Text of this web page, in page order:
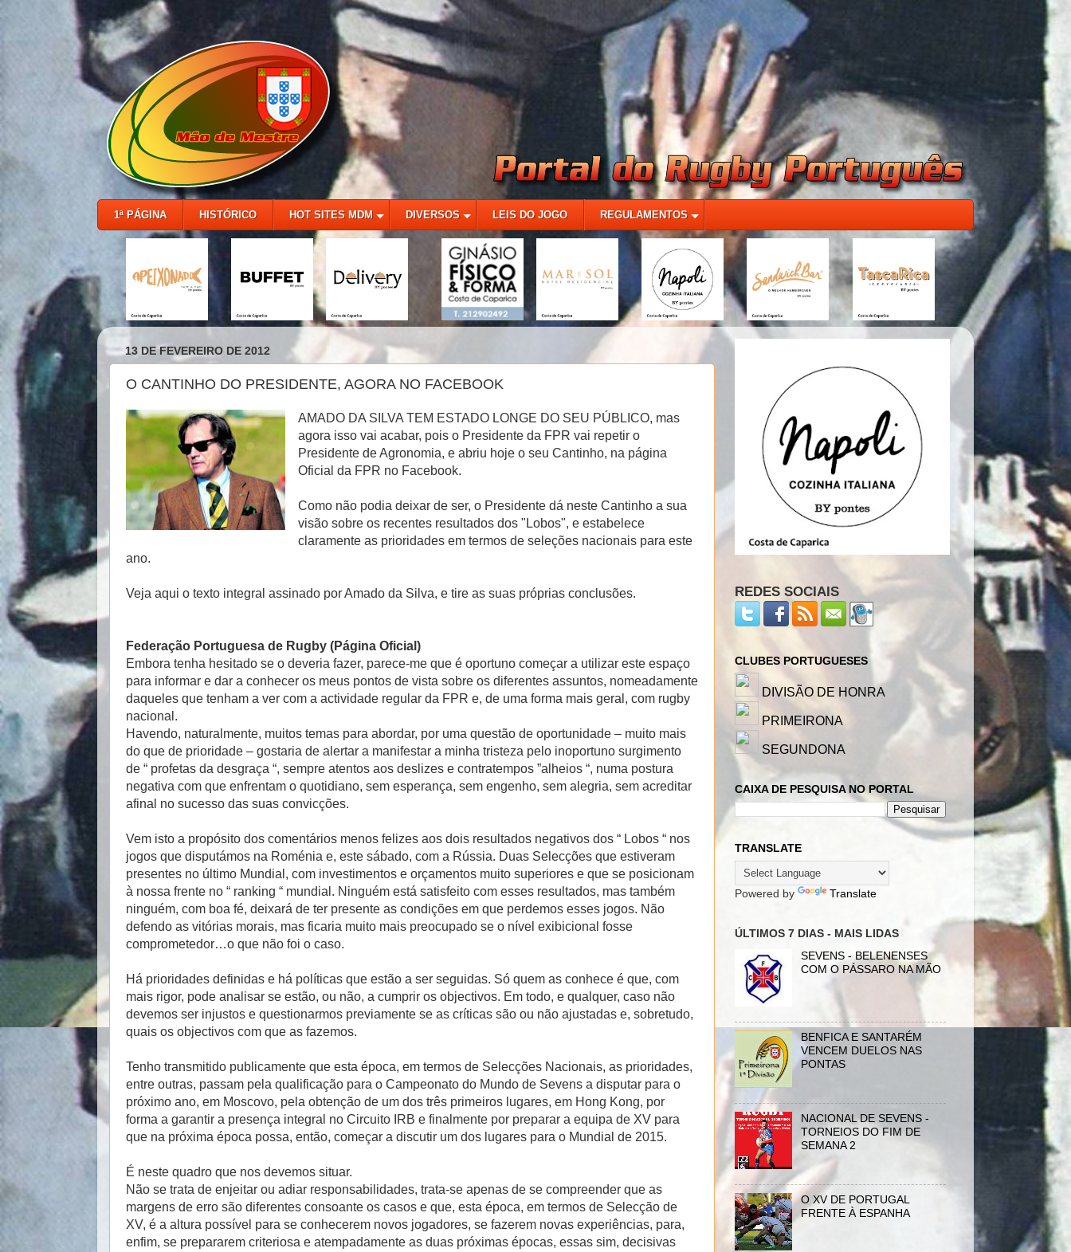
1ª PÁGINA HISTÓRICO HOT SITES MDM DIVERSOS LEIS DO JOGO REGULAMENTOS
13 DE FEVEREIRO DE 2012
O CANTINHO DO PRESIDENTE, AGORA NO FACEBOOK
AMADO DA SILVA TEM ESTADO LONGE DO SEU PÚBLICO, mas
agora isso vai acabar, pois o Presidente da FPR vai repetir o
Presidente de Agronomia, e abriu hoje o seu Cantinho, na página
Oficial da FPR no Facebook.
Como não podia deixar de ser, o Presidente dá neste Cantinho a sua
visão sobre os recentes resultados dos "Lobos", e estabelece
claramente as prioridades em termos de seleções nacionais para este
ano.
Veja aqui o texto integral assinado por Amado da Silva, e tire as suas próprias conclusões.
Federação Portuguesa de Rugby (Página Oficial)
Embora tenha hesitado se o deveria fazer, parece-me que é oportuno começar a utilizar este espaço
para informar e dar a conhecer os meus pontos de vista sobre os diferentes assuntos, nomeadamente
daqueles que tenham a ver com a actividade regular da FPR e, de uma forma mais geral, com rugby
nacional.
Havendo, naturalmente, muitos temas para abordar, por uma questão de oportunidade – muito mais
do que de prioridade – gostaria de alertar a manifestar a minha tristeza pelo inoportuno surgimento
de “ profetas da desgraça “, sempre atentos aos deslizes e contratempos ”alheios “, numa postura
negativa com que enfrentam o quotidiano, sem esperança, sem engenho, sem alegria, sem acreditar
afinal no sucesso das suas convicções.
Vem isto a propósito dos comentários menos felizes aos dois resultados negativos dos “ Lobos “ nos
jogos que disputámos na Roménia e, este sábado, com a Rússia. Duas Selecções que estiveram
presentes no último Mundial, com investimentos e orçamentos muito superiores e que se posicionam
à nossa frente no “ ranking “ mundial. Ninguém está satisfeito com esses resultados, mas também
ninguém, com boa fé, deixará de ter presente as condições em que perdemos esses jogos. Não
defendo as vitórias morais, mas ficaria muito mais preocupado se o nível exibicional fosse
comprometedor…o que não foi o caso.
Há prioridades definidas e há políticas que estão a ser seguidas. Só quem as conhece é que, com
mais rigor, pode analisar se estão, ou não, a cumprir os objectivos. Em todo, e qualquer, caso não
devemos ser injustos e questionarmos previamente se as críticas são ou não ajustadas e, sobretudo,
quais os objectivos com que as fazemos.
Tenho transmitido publicamente que esta época, em termos de Selecções Nacionais, as prioridades,
entre outras, passam pela qualificação para o Campeonato do Mundo de Sevens a disputar para o
próximo ano, em Moscovo, pela obtenção de um dos três primeiros lugares, em Hong Kong, por
forma a garantir a presença integral no Circuito IRB e finalmente por preparar a equipa de XV para
que na próxima época possa, então, começar a discutir um dos lugares para o Mundial de 2015.
É neste quadro que nos devemos situar.
Não se trata de enjeitar ou adiar responsabilidades, trata-se apenas de se compreender que as
margens de erro são diferentes consoante os casos e que, esta época, em termos de Selecção de
XV, é a altura possível para se conhecerem novos jogadores, se fazerem novas experiências, para,
enfim, se prepararem criteriosa e atempadamente as duas próximas épocas, essas sim, decisivas
REDES SOCIAIS
CLUBES PORTUGUESES
DIVISÃO DE HONRA
PRIMEIRONA
SEGUNDONA
CAIXA DE PESQUISA NO PORTAL
TRANSLATE
Powered by Translate
ÚLTIMOS 7 DIAS - MAIS LIDAS
SEVENS - BELENENSES
COM O PÁSSARO NA MÃO
BENFICA E SANTARÉM
VENCEM DUELOS NAS
PONTAS
NACIONAL DE SEVENS -
TORNEIOS DO FIM DE
SEMANA 2
O XV DE PORTUGAL
FRENTE À ESPANHA